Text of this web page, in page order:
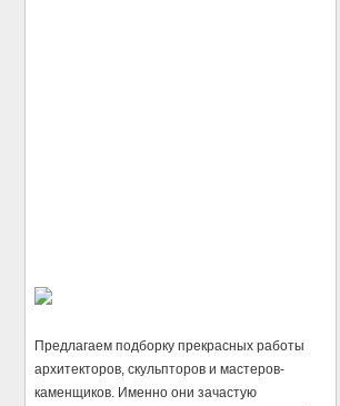
Предлагаем подборку прекрасных работы
архитекторов, скульпторов и мастеров-
каменщиков. Именно они зачастую